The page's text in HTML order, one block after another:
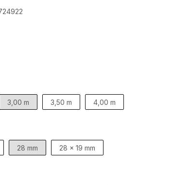
3,00 m 3,50 m 4,00 m
28 mm 28 x 19 mm